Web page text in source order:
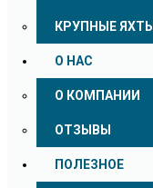
КРУПНЫЕ ЯХТЫ
О НАС
О КОМПАНИИ
ОТЗЫВЫ
ПОЛЕЗНОЕ